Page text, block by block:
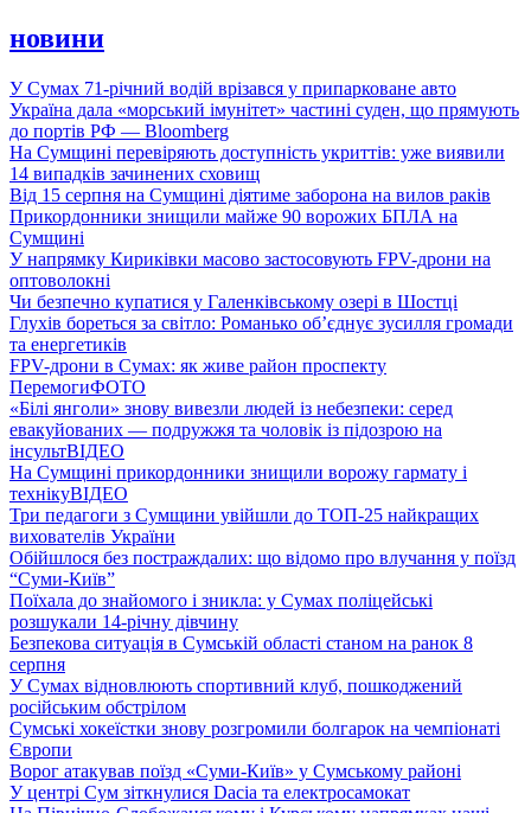
новини
У Сумах 71-річний водій врізався у припарковане авто
Україна дала «морський імунітет» частині суден, що прямують
до портів РФ — Bloomberg
На Сумщині перевіряють доступність укриттів: уже виявили
14 випадків зачинених сховищ
Від 15 серпня на Сумщині діятиме заборона на вилов раків
Прикордонники знищили майже 90 ворожих БПЛА на
Сумщині
У напрямку Кириківки масово застосовують FPV-дрони на
оптоволокні
Чи безпечно купатися у Галенківському озері в Шостці
Глухів бореться за світло: Романько об’єднує зусилля громади
та енергетиків
FPV-дрони в Сумах: як живе район проспекту
ПеремогиФОТО
«Білі янголи» знову вивезли людей із небезпеки: серед
евакуйованих — подружжя та чоловік із підозрою на
інсультВІДЕО
На Сумщині прикордонники знищили ворожу гармату і
технікуВІДЕО
Три педагоги з Сумщини увійшли до ТОП-25 найкращих
вихователів України
Обійшлося без постраждалих: що відомо про влучання у поїзд
“Суми-Київ”
Поїхала до знайомого і зникла: у Сумах поліцейські
розшукали 14-річну дівчину
Безпекова ситуація в Сумській області станом на ранок 8
серпня
У Сумах відновлюють спортивний клуб, пошкоджений
російським обстрілом
Сумські хокеїстки знову розгромили болгарок на чемпіонаті
Європи
Ворог атакував поїзд «Суми-Київ» у Сумському районі
У центрі Сум зіткнулися Dacia та електросамокат